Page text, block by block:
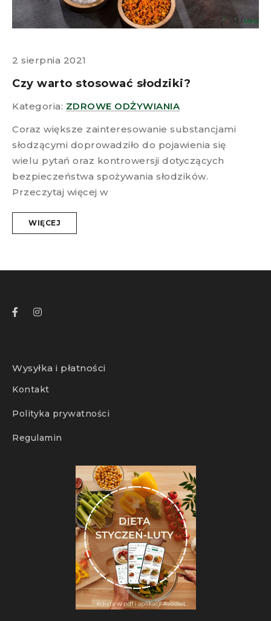
2 sierpnia 2021
Czy warto stosować słodziki?
Kategoria: ZDROWE ODŻYWIANIA
Coraz większe zainteresowanie substancjami
słodzącymi doprowadziło do pojawienia się
wielu pytań oraz kontrowersji dotyczących
bezpieczeństwa spożywania słodzików.
Przeczytaj więcej w
WIĘCEJ
Wysyłka i płatności
Kontakt
Polityka prywatności
Regulamin